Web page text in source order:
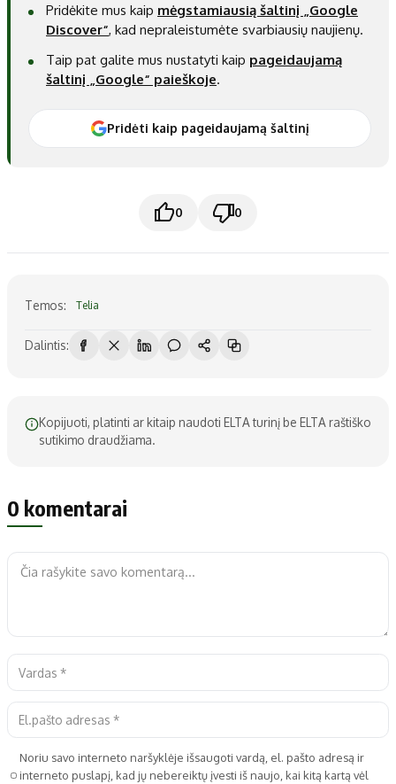
Pridėkite mus kaip mėgstamiausią šaltinį „Google
Discover“, kad nepraleistumėte svarbiausių naujienų.
Taip pat galite mus nustatyti kaip pageidaujamą
šaltinį „Google“ paieškoje.
Pridėti kaip pageidaujamą šaltinį
0 0
Temos: Telia
Dalintis:
Kopijuoti, platinti ar kitaip naudoti ELTA turinį be ELTA raštiško
sutikimo draudžiama.
0 komentarai
Noriu savo interneto naršyklėje išsaugoti vardą, el. pašto adresą ir
interneto puslapį, kad jų nebereiktų įvesti iš naujo, kai kitą kartą vėl